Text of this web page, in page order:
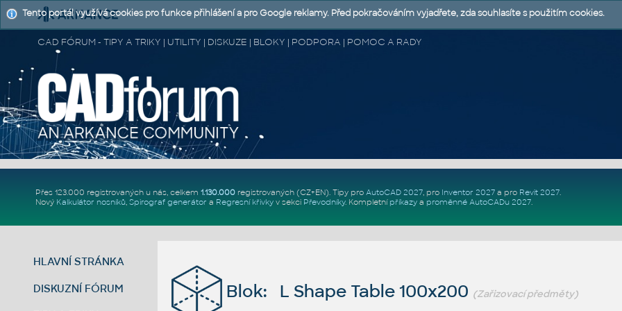
CAD FÓRUM - TIPY A TRIKY | UTILITY | DISKUZE | BLOKY | PODPORA | POMOC A RADY
Přes 123.000 registrovaných u nás, celkem 1.130.000registrovaných (CZ+EN). Tipy pro AutoCAD 2027, pro Inventor 2027a pro Revit 2027.
Nový Kalkulátor nosníků, Spirograf generátor a Regresní křivkyv sekci Převodníky. Kompletní příkazya proměnné AutoCADu 2027.
HLAVNÍ STRÁNKA
DISKUZNÍ FÓRUM Blok: L Shape Table 100x200 (Zařizovací předměty)
Tento portál využívá cookies pro funkce přihlášení a pro Google reklamy. Před pokračováním vyjadřete, zda souhlasíte s použitím cookies.